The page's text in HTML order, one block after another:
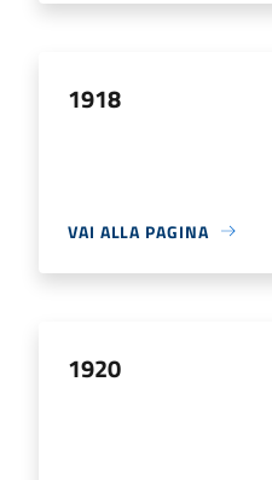
1918
VAI ALLA PAGINA
1920